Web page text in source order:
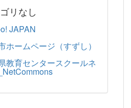
リなし
JAPAN
ホームページ（すずし）
教育センタースクールネ